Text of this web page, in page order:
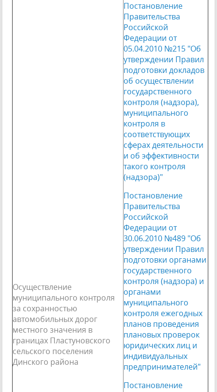
Осуществление
муниципального контроля
за сохранностью
автомобильных дорог
местного значения в
границах Пластуновского
сельского поселения
Динского района
Постановление
Правительства
Российской
Федерации от
05.04.2010 №215 "Об
утверждении Правил
подготовки докладов
об осуществлении
государственного
контроля (надзора),
муниципального
контроля в
соответствующих
сферах деятельности
и об эффективности
такого контроля
(надзора)"
Постановление
Правительства
Российской
Федерации от
30.06.2010 №489 "Об
утверждении Правил
подготовки органами
государственного
контроля (надзора) и
органами
муниципального
контроля ежегодных
планов проведения
плановых проверок
юридических лиц и
индивидуальных
предпринимателей"
Постановление